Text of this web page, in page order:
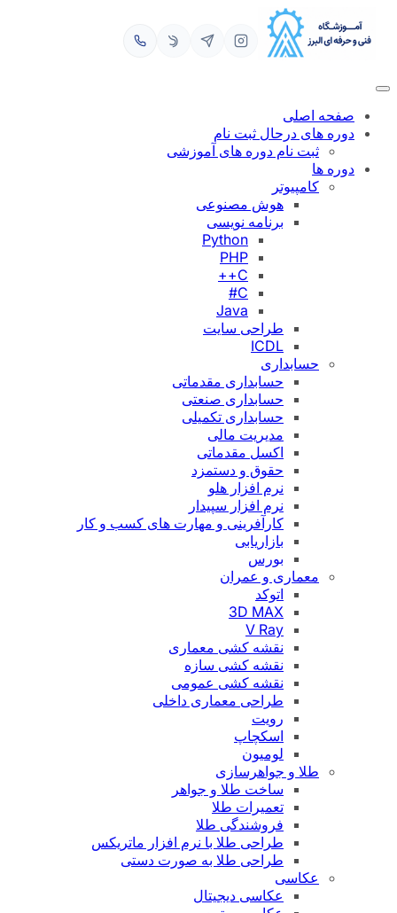
محتوا
صفحه اصلی
دوره های درحال ثبت نام
ثبت نام دوره های آموزشی
دوره ها
کامپیوتر
هوش مصنوعی
برنامه نویسی
Python
PHP
C++
C#
Java
طراحی سایت
ICDL
حسابداری
حسابداری مقدماتی
حسابداری صنعتی
حسابداری تکمیلی
مدیریت مالی
اکسل مقدماتی
حقوق و دستمزد
نرم افزار هلو
نرم افزار سپیدار
کارآفرینی و مهارت های کسب و کار
بازاریابی
بورس
معماری و عمران
اتوکد
3D MAX
V Ray
نقشه کشی معماری
نقشه کشی سازه
نقشه کشی عمومی
طراحی معماری داخلی
رویت
اسکچاپ
لومیون
طلا و جواهرسازی
ساخت طلا و جواهر
تعمیرات طلا
فروشندگی طلا
طراحی طلا با نرم افزار ماتریکس
طراحی طلا به صورت دستی
عکاسی
عکاسی دیجیتال